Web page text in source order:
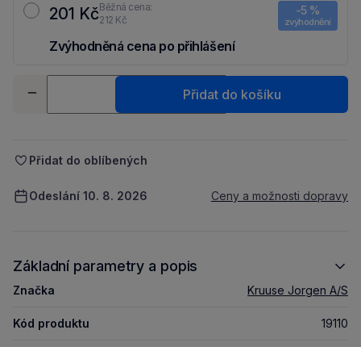
201 KčBěžná cena:
212 Kč
-5 %
zvýhodnění
Zvýhodněná cena po přihlášení
-
+
Přidat do košíku
Přidat do oblíbených
Odeslání 10. 8. 2026 Ceny a možnosti dopravy
Základní parametry a popis
Značka Kruuse Jorgen A/S
Kód produktu 19110